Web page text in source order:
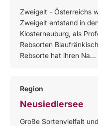
Zweigelt - Österreichs
Zweigelt entstand in
Klosterneuburg, als
Rebsorten
Rebsorte hat ihren Na...
Region
Neusiedlersee
Große Sortenvielfalt